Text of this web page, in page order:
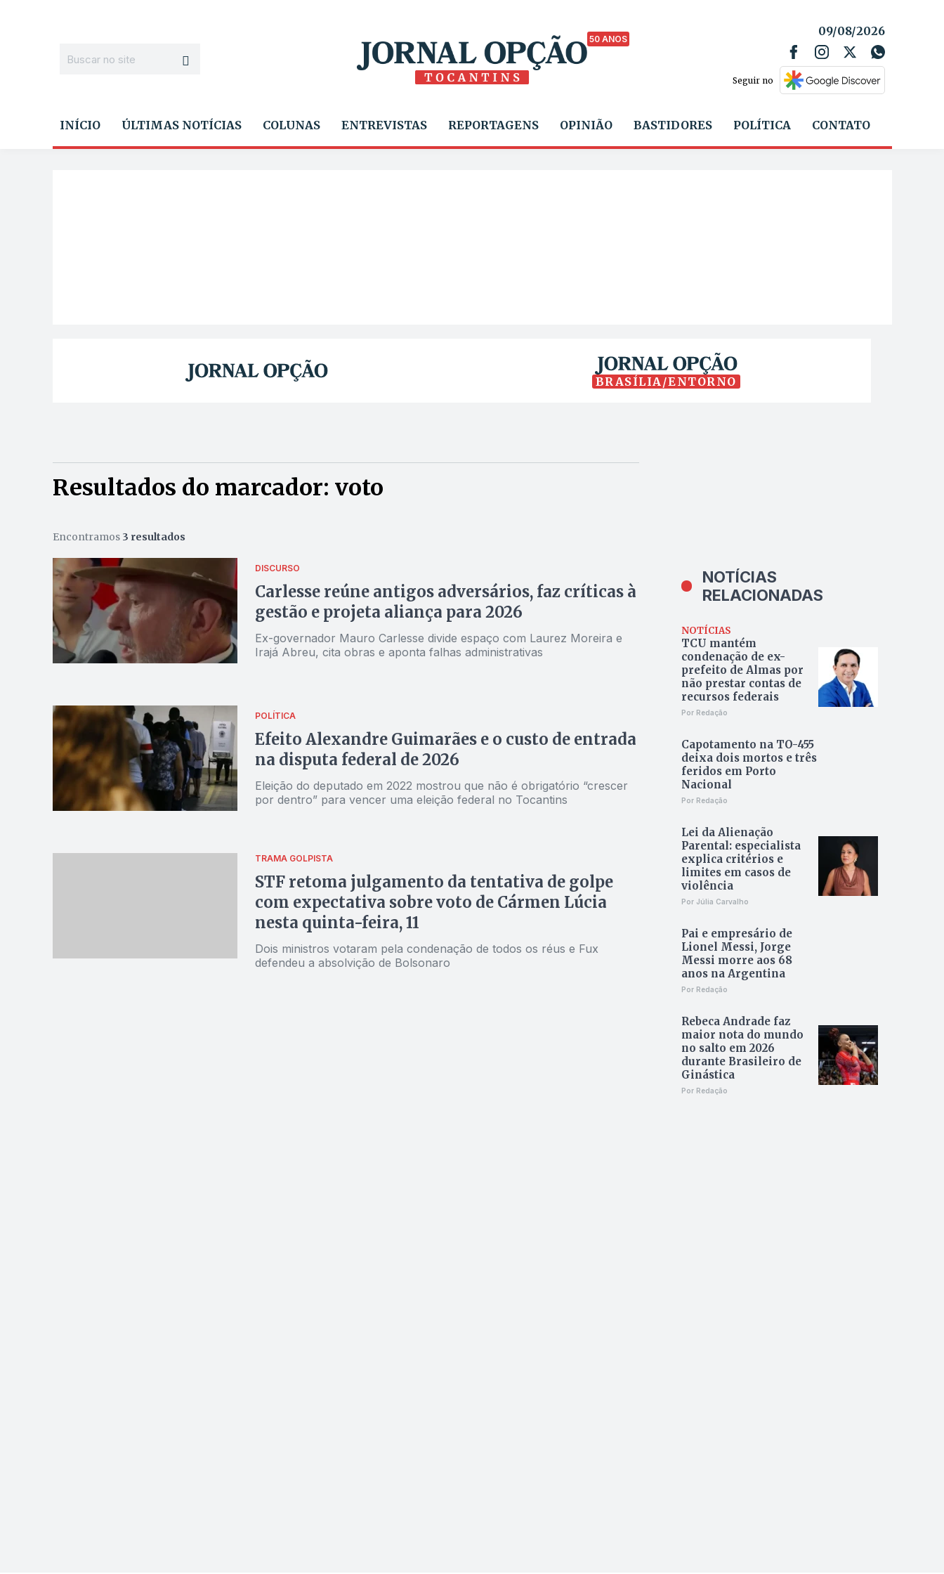
50 ANOS
09/08/2026
Seguir no
INÍCIO ÚLTIMAS NOTÍCIAS COLUNAS ENTREVISTAS REPORTAGENS OPINIÃO BASTIDORES POLÍTICA CONTATO
BRASÍLIA/ENTORNO
Resultados do marcador: voto
Encontramos 3 resultados
DISCURSO
Carlesse reúne antigos adversários, faz críticas à
gestão e projeta aliança para 2026
Ex-governador Mauro Carlesse divide espaço com Laurez Moreira e
Irajá Abreu, cita obras e aponta falhas administrativas
POLÍTICA
Efeito Alexandre Guimarães e o custo de entrada
na disputa federal de 2026
Eleição do deputado em 2022 mostrou que não é obrigatório “crescer
por dentro” para vencer uma eleição federal no Tocantins
TRAMA GOLPISTA
STF retoma julgamento da tentativa de golpe
com expectativa sobre voto de Cármen Lúcia
nesta quinta-feira, 11
Dois ministros votaram pela condenação de todos os réus e Fux
defendeu a absolvição de Bolsonaro
NOTÍCIAS
RELACIONADAS
NOTÍCIAS
TCU mantém
condenação de ex-
prefeito de Almas por
não prestar contas de
recursos federais
Por Redação
Capotamento na TO-455
deixa dois mortos e três
feridos em Porto
Nacional
Por Redação
Lei da Alienação
Parental: especialista
explica critérios e
limites em casos de
violência
Por Júlia Carvalho
Pai e empresário de
Lionel Messi, Jorge
Messi morre aos 68
anos na Argentina
Por Redação
Rebeca Andrade faz
maior nota do mundo
no salto em 2026
durante Brasileiro de
Ginástica
Por Redação